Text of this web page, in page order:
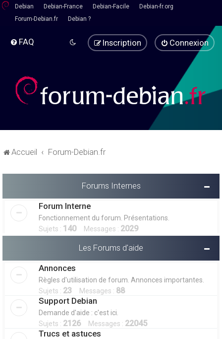
Debian Debian-France Debian-Facile
Debian-fr.org
Forum-Debian.fr
Debian ?
FAQ Connexion
Inscription
Accueil Forum-Debian.fr
Forums Internes
Forum Interne
Fonctionnement du forum. Présentations.
Sujets : 140Messages : 2029
Les Forums d'aide
Annonces
Règles d'utilisation de forum. Annonces importantes.
Sujets : 23 Messages : 88
Support Debian
Demande d'aide : c'est ici.
Sujets : 2126Messages : 22045
Trucs et astuces